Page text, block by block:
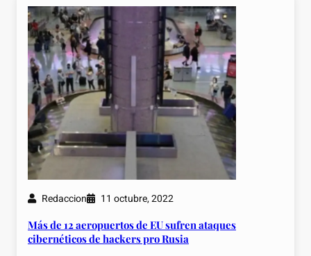
Redaccion 11 octubre, 2022
Más de 12 aeropuertos de EU sufren ataques
cibernéticos de hackers pro Rusia